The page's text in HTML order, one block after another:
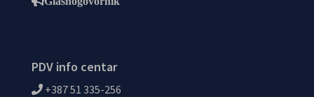
PDV info centar
+387 51 335-256